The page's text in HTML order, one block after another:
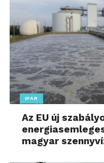
IPAR
Az EU új
magyar